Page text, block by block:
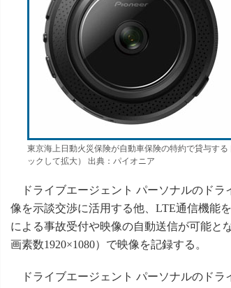
東京海上日動火災保険が自動車保険の特約で貸与す
ックして拡大） 出典：パイオニア
ドライブエージェント パーソナルのドラ
像を示談交渉に活用する他、LTE通信機能
による事故受付や映像の自動送信が可能と
画素数1920×1080）で映像を記録する。
ドライブエージェント パーソナルのドラ